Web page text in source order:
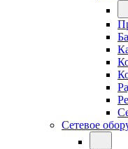
Сетевое